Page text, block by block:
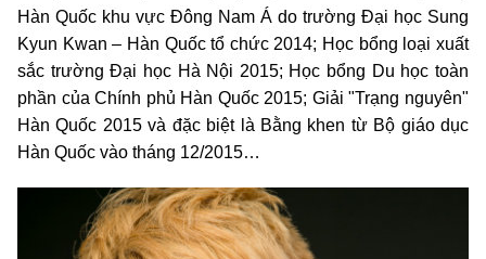
Hàn Quốc khu vực Đông Nam Á do trường Đại học Sung
Kyun Kwan – Hàn Quốc tổ chức 2014; Học bổng loại xuất
sắc trường Đại học Hà Nội 2015; Học bổng Du học toàn
phần của Chính phủ Hàn Quốc 2015; Giải "Trạng nguyên"
Hàn Quốc 2015 và đặc biệt là Bằng khen từ Bộ giáo dục
Hàn Quốc vào tháng 12/2015…